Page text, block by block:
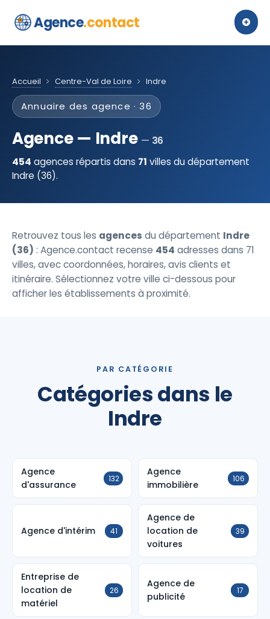
Agence.contact
Accueil Centre-Val de Loire Indre
Annuaire des agence · 36
Agence — Indre
36
454 agences répartis dans 71 villes du département
Indre (36).
Retrouvez tous les agences du département Indre
(36) : Agence.contact recense 454 adresses dans 71
villes, avec coordonnées, horaires, avis clients et
itinéraire. Sélectionnez votre ville ci-dessous pour
afficher les établissements à proximité.
PAR CATÉGORIE
Catégories dans le
Indre
Agence
d'assurance
132
Agence
immobilière
106
Agence d'intérim 41
Agence de
location de
voitures
39
Entreprise de
location de
matériel
26
Agence de
publicité
17